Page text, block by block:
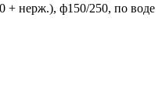
+ нерж.), ф150/250, по воде